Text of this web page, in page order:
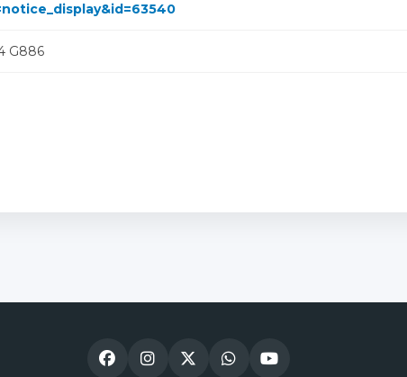
G886